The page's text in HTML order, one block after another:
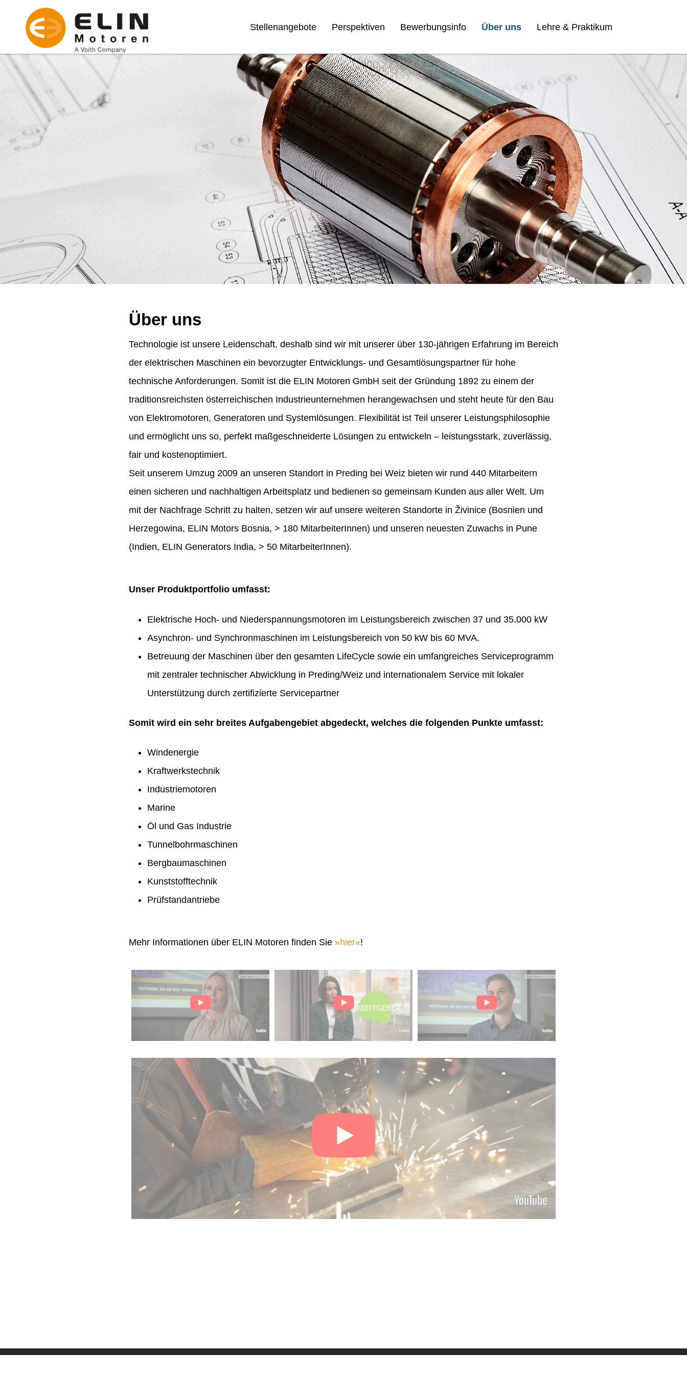
Stellenangebote Perspektiven Bewerbungsinfo Über uns Lehre & Praktikum
Über uns
Technologie ist unsere Leidenschaft, deshalb sind wir mit unserer über 130-jährigen Erfahrung im Bereich
der elektrischen Maschinen ein bevorzugter Entwicklungs- und Gesamtlösungspartner für hohe
technische Anforderungen. Somit ist die ELIN Motoren GmbH seit der Gründung 1892 zu einem der
traditionsreichsten österreichischen Industrieunternehmen herangewachsen und steht heute für den Bau
von Elektromotoren, Generatoren und Systemlösungen. Flexibilität ist Teil unserer Leistungsphilosophie
und ermöglicht uns so, perfekt maßgeschneiderte Lösungen zu entwickeln – leistungsstark, zuverlässig,
fair und kostenoptimiert.
Seit unserem Umzug 2009 an unseren Standort in Preding bei Weiz bieten wir rund 440 Mitarbeitern
einen sicheren und nachhaltigen Arbeitsplatz und bedienen so gemeinsam Kunden aus aller Welt. Um
mit der Nachfrage Schritt zu halten, setzen wir auf unsere weiteren Standorte in Živinice (Bosnien und
Herzegowina, ELIN Motors Bosnia, > 180 MitarbeiterInnen) und unseren neuesten Zuwachs in Pune
(Indien, ELIN Generators India, > 50 MitarbeiterInnen).
Unser Produktportfolio umfasst:
Elektrische Hoch- und Niederspannungsmotoren im Leistungsbereich zwischen 37 und 35.000 kW
Asynchron- und Synchronmaschinen im Leistungsbereich von 50 kW bis 60 MVA.
Betreuung der Maschinen über den gesamten LifeCycle sowie ein umfangreiches Serviceprogramm
mit zentraler technischer Abwicklung in Preding/Weiz und internationalem Service mit lokaler
Unterstützung durch zertifizierte Servicepartner
Somit wird ein sehr breites Aufgabengebiet abgedeckt, welches die folgenden Punkte umfasst:
Windenergie
Kraftwerkstechnik
Industriemotoren
Marine
Öl und Gas Industrie
Tunnelbohrmaschinen
Bergbaumaschinen
Kunststofftechnik
Prüfstandantriebe
Mehr Informationen über ELIN Motoren finden Sie hier !